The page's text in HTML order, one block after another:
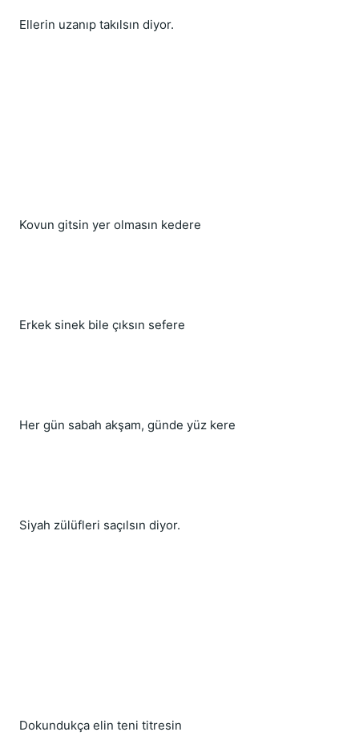
Ellerin uzanıp takılsın diyor.
Kovun gitsin yer olmasın kedere
Erkek sinek bile çıksın sefere
Her gün sabah akşam, günde yüz kere
Siyah zülüfleri saçılsın diyor.
Dokundukça elin teni titresin